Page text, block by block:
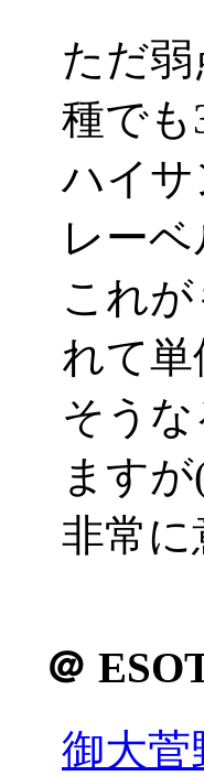
ただ
種で
ハイ
レー
これ
れて
そう
ます
非常に
＠
御大